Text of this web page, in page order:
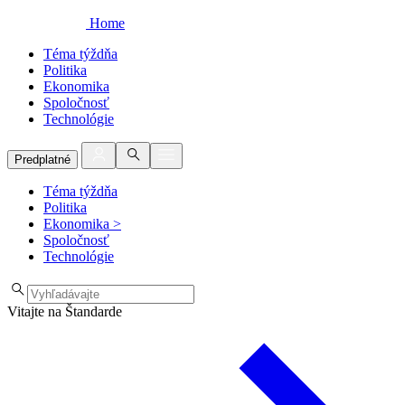
Home
Téma týždňa
Politika
Ekonomika
Spoločnosť
Technológie
Predplatné
Téma týždňa
Politika
Ekonomika >
Spoločnosť
Technológie
Vitajte na Štandarde